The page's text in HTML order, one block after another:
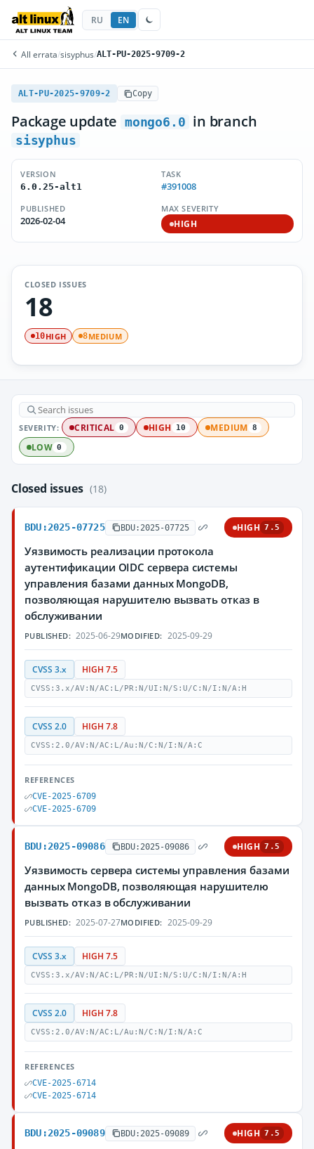
RU EN
All errata/sisyphus/ALT-PU-2025-9709-2
ALT-PU-2025-9709-2 Copy
Package update mongo6.0 in branch
sisyphus
VERSION
6.0.25-alt1
TASK
#391008
PUBLISHED
2026-02-04
MAX SEVERITY
HIGH
CLOSED ISSUES
18
10HIGH 8MEDIUM
SEVERITY: CRITICAL 0 HIGH 10 MEDIUM 8
LOW 0
Closed issues (18)
BDU:2025-07725 BDU:2025-07725 HIGH 7.5
Уязвимость реализации протокола
аутентификации OIDC сервера системы
управления базами данных MongoDB,
позволяющая нарушителю вызвать отказ в
обслуживании
PUBLISHED: 2025-06-29MODIFIED: 2025-09-29
CVSS 3.x HIGH 7.5
CVSS:3.x/AV:N/AC:L/PR:N/UI:N/S:U/C:N/I:N/A:H
CVSS 2.0 HIGH 7.8
CVSS:2.0/AV:N/AC:L/Au:N/C:N/I:N/A:C
REFERENCES
CVE-2025-6709
CVE-2025-6709
BDU:2025-09086 BDU:2025-09086 HIGH 7.5
Уязвимость сервера системы управления базами
данных MongoDB, позволяющая нарушителю
вызвать отказ в обслуживании
PUBLISHED: 2025-07-27MODIFIED: 2025-09-29
CVSS 3.x HIGH 7.5
CVSS:3.x/AV:N/AC:L/PR:N/UI:N/S:U/C:N/I:N/A:H
CVSS 2.0 HIGH 7.8
CVSS:2.0/AV:N/AC:L/Au:N/C:N/I:N/A:C
REFERENCES
CVE-2025-6714
CVE-2025-6714
BDU:2025-09089 BDU:2025-09089 HIGH 7.5